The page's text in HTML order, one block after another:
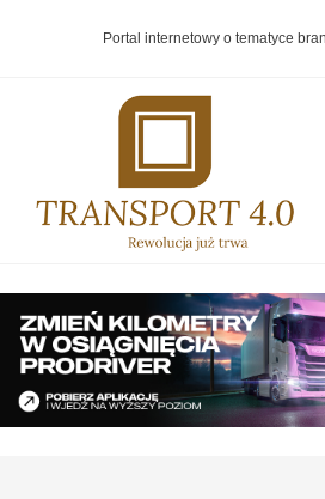
Portal internetowy o tematyce